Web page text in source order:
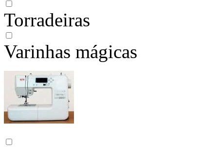
Torradeiras
Varinhas mágicas